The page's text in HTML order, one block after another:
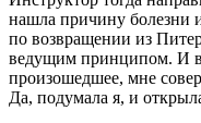
нашла причину болезни
по возвращении из
ведущим принципом. И
произошедшее, мне
Да, подумала я, и